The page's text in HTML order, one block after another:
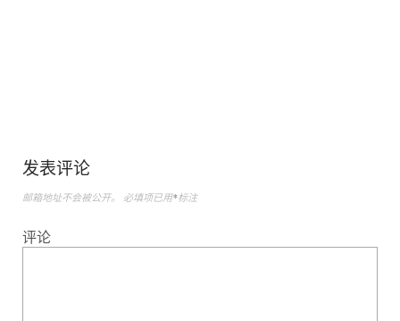
发表评论
邮箱地址不会被公开。 必填项已用*标注
评论